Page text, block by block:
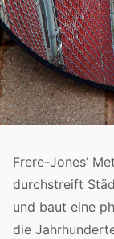
Frere-Jones’
durchstreift
und baut eine
die